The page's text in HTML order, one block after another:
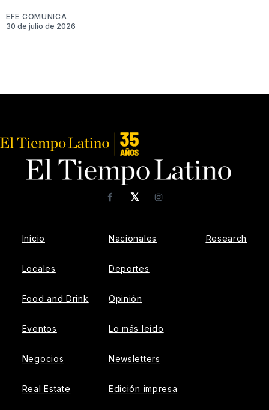
EFE COMUNICA
30 de julio de 2026
𝕏
FacebookInstagram
Inicio
Locales
Food and Drink
Eventos
Negocios
Real Estate
Nacionales
Deportes
Opinión
Lo más leído
Newsletters
Edición impresa
Research